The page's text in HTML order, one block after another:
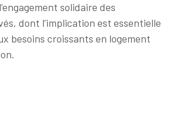
solidaire des
dont l’implication est essentielle
besoins croissants en logement